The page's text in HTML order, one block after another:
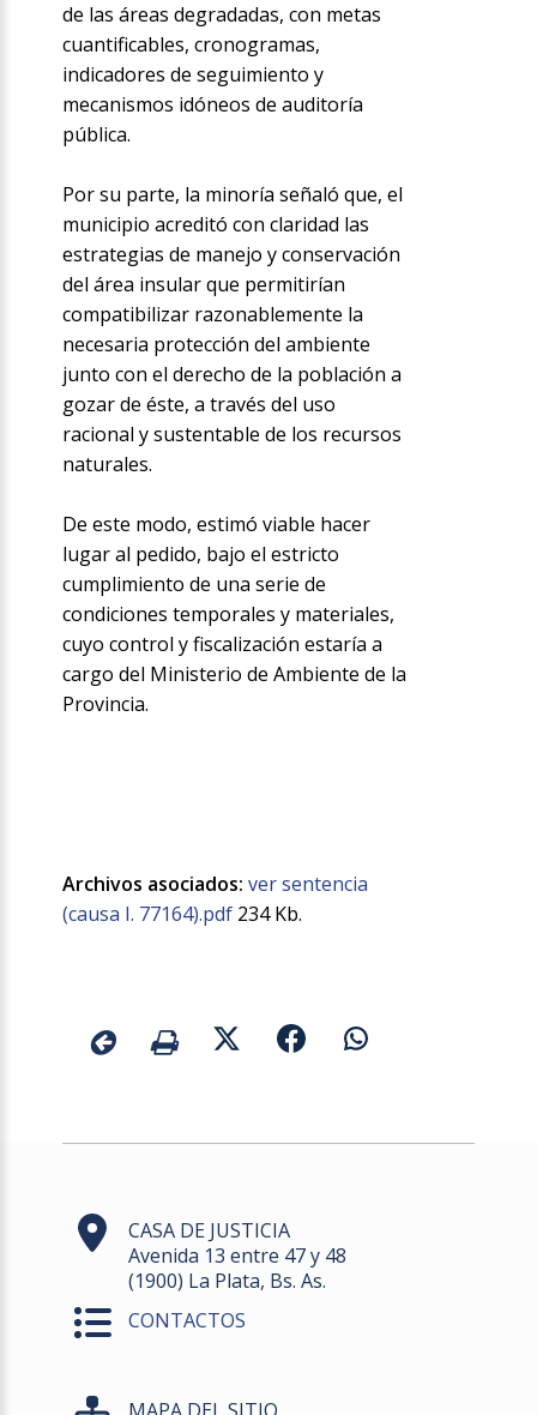
de las áreas degradadas, con metas
cuantificables, cronogramas,
indicadores de seguimiento y
mecanismos idóneos de auditoría
pública.
Por su parte, la minoría señaló que, el
municipio acreditó con claridad las
estrategias de manejo y conservación
del área insular que permitirían
compatibilizar razonablemente la
necesaria protección del ambiente
junto con el derecho de la población a
gozar de éste, a través del uso
racional y sustentable de los recursos
naturales.
De este modo, estimó viable hacer
lugar al pedido, bajo el estricto
cumplimiento de una serie de
condiciones temporales y materiales,
cuyo control y fiscalización estaría a
cargo del Ministerio de Ambiente de la
Provincia.
Archivos asociados: ver sentencia
(causa I. 77164).pdf 234 Kb.
CASA DE JUSTICIA
Avenida 13 entre 47 y 48
(1900) La Plata, Bs. As.
CONTACTOS